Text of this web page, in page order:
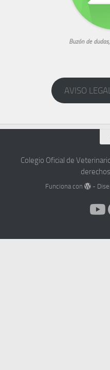
Buzón de
AVISO
Colegio Oficial de
Funciona con -